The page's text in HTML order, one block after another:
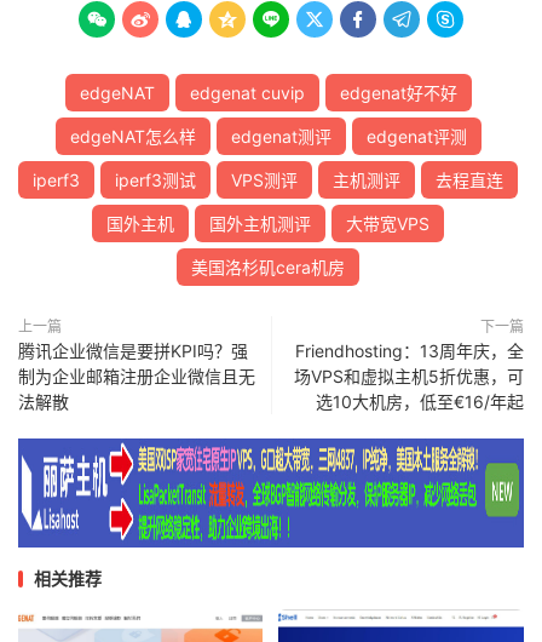
        
edgeNAT edgenat cuvip edgenat好不好
edgeNAT怎么样 edgenat测评 edgenat评测
iperf3 iperf3测试 VPS测评 主机测评 去程直连
国外主机 国外主机测评 大带宽VPS
美国洛杉矶cera机房
上一篇
腾讯企业微信是要拼KPI吗？强
制为企业邮箱注册企业微信且无
法解散
下一篇
Friendhosting：13周年庆，全
场VPS和虚拟主机5折优惠，可
选10大机房，低至€16/年起
相关推荐